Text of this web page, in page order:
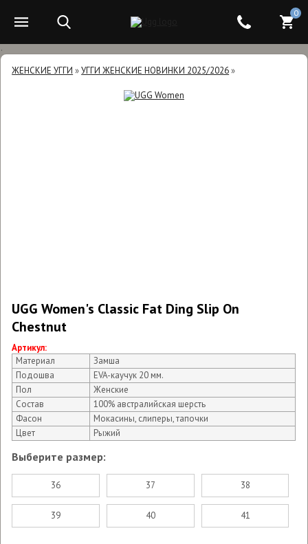
.
ЖЕНСКИЕ УГГИ »УГГИ ЖЕНСКИЕ НОВИНКИ 2025/2026»
UGG Women's Classic Fat Ding Slip On
Chestnut
Артикул:
Материал
Замша
Подошва
EVA-каучук 20 мм.
Пол
Женские
Состав
100% австралийская шерсть
Фасон
Мокасины, слиперы, тапочки
Цвет
Рыжий
Выберите размер:
36 37 38
39 40 41
0